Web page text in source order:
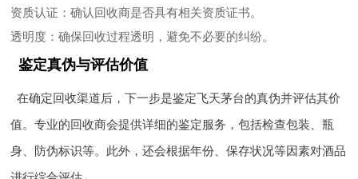
资质认证 ：确认回收商是否具有相关资质证书。
透明度 ：确保回收过程透明，避免不必要的纠纷。
鉴定真伪与评估价值
在确定回收渠道后，下一步是鉴定飞天茅台的真伪并评估其价
值。专业的回收商会提供详细的鉴定服务，包括检查包装、瓶
身、防伪标识等。此外，还会根据年份、保存状况等因素对酒品